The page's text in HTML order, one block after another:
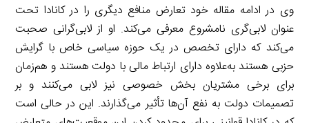
وی در ادامه مقاله خود تعارض منافع دیگری را در کانادا تحت
عنوان لابی‌گری نامشروع معرفی می‌کند. او از لابی‌گرانی صحبت
می‌کند که دارای تخصص در یک حوزه سیاسی خاص با گرایش
حزبی هستند به‌علاوه دارای ارتباط مالی با دولت هستند و هم‌زمان
برای برخی مشتریان بخش خصوصی نیز لابی می‌کنند و بر
تصمیمات دولت به نفع آن‌ها تأثیر می‌گذارند. این در حالی است